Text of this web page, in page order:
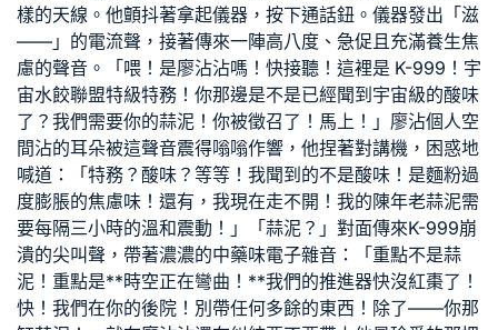
樣的天線。他顫抖著拿起儀器，按下通話鈕。儀器發出「滋
——」的電流聲，接著傳來一陣高八度、急促且充滿養生焦
慮的聲音。「喂！是廖沾沾嗎！快接聽！這裡是 K-999！宇
宙水餃聯盟特級特務！你那邊是不是已經聞到宇宙級的酸味
了？我們需要你的蒜泥！你被徵召了！馬上！」廖沾個人空
間沾的耳朵被這聲音震得嗡嗡作響，他捏著對講機，困惑地
喊道：「特務？酸味？等等！我聞到的不是酸味！是麵粉過
度膨脹的焦慮味！還有，我現在走不開！我的陳年老蒜泥需
要每隔三小時的溫和震動！」「蒜泥？」對面傳來K-999崩
潰的尖叫聲，帶著濃濃的中藥味電子雜音：「重點不是蒜
泥！重點是**時空正在彎曲！**我們的推進器快沒紅棗了！
快！我們在你的後院！別帶任何多餘的東西！除了——你那